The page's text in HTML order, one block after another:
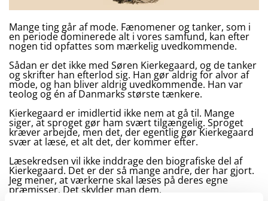
Mange ting går af mode. Fænomener og tanker, som i
en periode dominerede alt i vores samfund, kan efter
nogen tid opfattes som mærkelig uvedkommende.
Sådan er det ikke med Søren Kierkegaard, og de tanker
og skrifter han efterlod sig. Han gør aldrig for alvor af
mode, og han bliver aldrig uvedkommende. Han var
teolog og én af Danmarks største tænkere.
Kierkegaard er imidlertid ikke nem at gå til. Mange
siger, at sproget gør ham svært tilgængelig. Sproget
kræver arbejde, men det, der egentlig gør Kierkegaard
svær at læse, et alt det, der kommer efter.
Læsekredsen vil ikke inddrage den biografiske del af
Kierkegaard. Det er der så mange andre, der har gjort.
Jeg mener, at værkerne skal læses på deres egne
præmisser. Det skylder man dem.